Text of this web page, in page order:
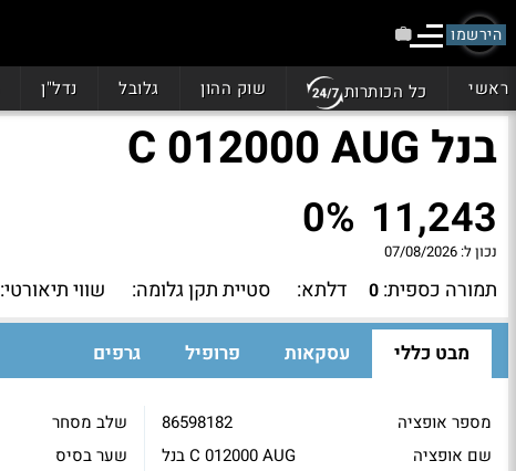
הירשמו
ראשי כל הכותרות שוק ההון גלובל נדל"ן
בנל C 012000 AUG
11,243
0%
נכון ל: 07/08/2026
תמורה כספית: 0 דלתא: סטיית תקן גלומה: שווי תיאורטי:
מבט כללי עסקאות פרופיל גרפים
מספר אופציה
86598182
שם אופציה
בנל C 012000 AUG
שלב מסחר
שער בסיס